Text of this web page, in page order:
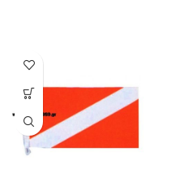
Αυτό το
προϊόν έχει
πολλαπλές
παραλλαγές.
Οι επιλογές